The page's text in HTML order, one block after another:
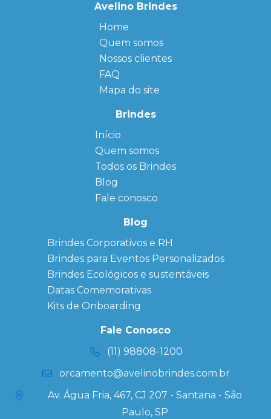
Avelino Brindes
Home
Quem somos
Nossos clientes
FAQ
Mapa do site
Brindes
Início
Quem somos
← Back
FAQ
Sitemap
Todos os Brindes
← Back
Agendas
Personalizadas
Personalizado
personalizados
Brindes
Corporativos
Copos Térmicos
Personalizados
Datas Especiais
Ecobag
Personalizada
Kits
Blog
Fale conosco
Blog
Brindes Corporativos e RH
Brindes para Eventos Personalizados
Brindes Ecológicos e sustentáveis
Datas Comemorativas
Kits de Onboarding
Fale Conosco
(11) 98808-1200
orcamento@avelinobrindes.com.br
Av. Água Fria, 467, CJ 207 - Santana - São
Paulo, SP